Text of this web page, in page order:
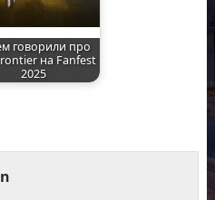
говорили про
на Fanfest
2025